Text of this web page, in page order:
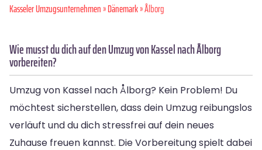
Kasseler Umzugsunternehmen»Dänemark» Ålborg
Wie musst du dich auf den Umzug von Kassel nach Ålborg
vorbereiten?
Umzug von Kassel nach Ålborg? Kein Problem! Du
möchtest sicherstellen, dass dein Umzug reibungslos
verläuft und du dich stressfrei auf dein neues
Zuhause freuen kannst. Die Vorbereitung spielt dabei